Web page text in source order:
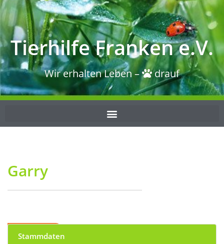
Tierhilfe Franken e.V.
Wir erhalten Leben – drauf
Garry
Stammdaten